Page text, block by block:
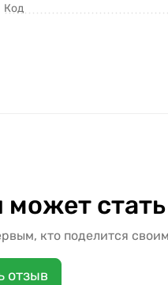
Код
кто поделится
отзыв